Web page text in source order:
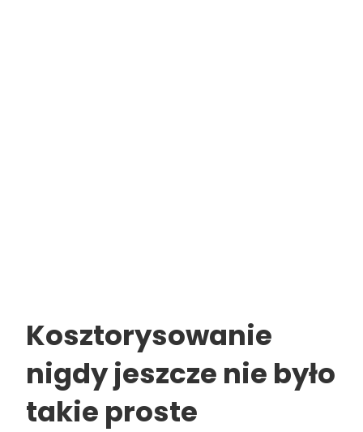
Kosztorysowanie
nigdy jeszcze nie było
takie proste